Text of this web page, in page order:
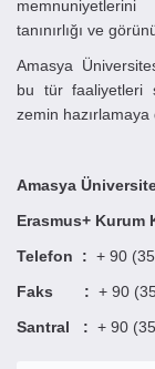
tanınırlığı ve
Amasya
bu tür faaliyetleri
zemin hazırlamaya
Amasya
Erasmus+ Kurum
Telefon : + 90
Faks : + 90
Santral : + 90